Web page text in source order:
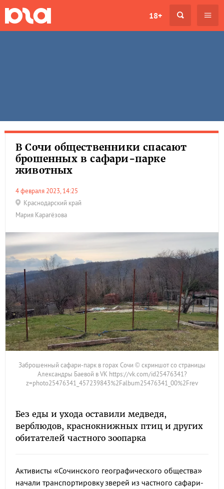
18+
В Сочи общественники спасают
брошенных в сафари-парке
животных
4 февраля 2023, 14:25
Краснодарский край
Мария Карагёзова
Заброшенный сафари-парк в горах Сочи © скриншот со страницы
Александры Баевой в VK https://vk.com/id25476341?
z=photo25476341_457239843%2Falbum25476341_00%2Frev
Без еды и ухода оставили медведя,
верблюдов, краснокнижных птиц и других
обитателей частного зоопарка
Активисты «Сочинского географического общества»
начали транспортировку зверей из частного сафари-